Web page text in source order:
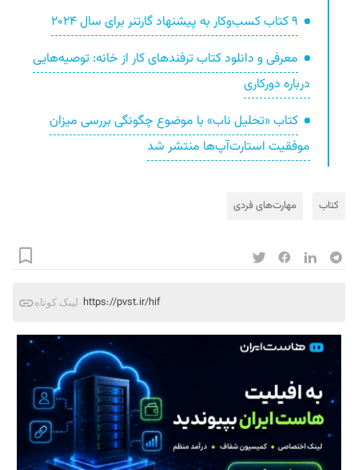
۹ کتاب کسب‌وکار به پیشنهاد گارتنر برای سال ۲۰۲۴
معرفی و دانلود کتاب ترفندهای کار از خانه: توصیه‌هایی
درباره دورکاری
کتاب «تحلیل ناب» با موضوع چگونگی بررسی میزان
موفقیت استارت‌آپ‌ها منتشر شد
کتاب مهارت‌های فردی
لینک کوتاه https://pvst.ir/hif